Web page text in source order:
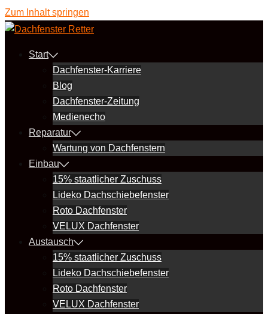
Zum Inhalt springen
Start
Dachfenster-Karriere
Blog
Dachfenster-Zeitung
Medienecho
Reparatur
Wartung von Dachfenstern
Einbau
15% staatlicher Zuschuss
Lideko Dachschiebefenster
Roto Dachfenster
VELUX Dachfenster
Austausch
15% staatlicher Zuschuss
Lideko Dachschiebefenster
Roto Dachfenster
VELUX Dachfenster